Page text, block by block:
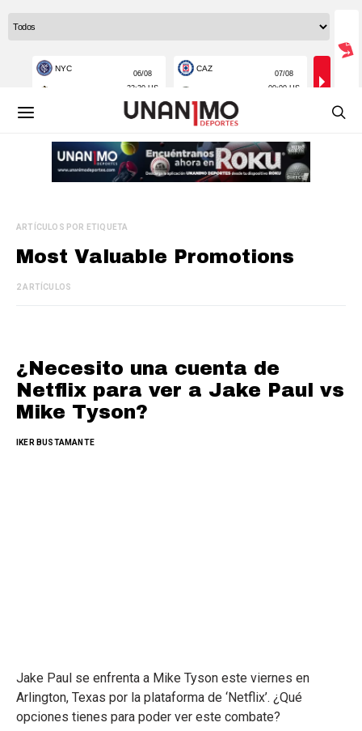
ARTÍCULOS POR ETIQUETA
Most Valuable Promotions
2 ARTÍCULOS
¿Necesito una cuenta de
Netflix para ver a Jake Paul vs
Mike Tyson?
IKER BUSTAMANTE
Jake Paul se enfrenta a Mike Tyson este viernes en
Arlington, Texas por la plataforma de ‘Netflix’. ¿Qué
opciones tienes para poder ver este combate?